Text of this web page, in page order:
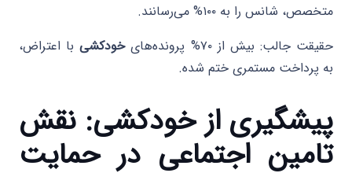
متخصص، شانس را به ۱۰۰% می‌رسانند.
حقیقت جالب: بیش از ۷۰% پرونده‌های
خودکشیبا اعتراض،
به پرداخت مستمری ختم شده.
پیشگیری از خودکشی: نقش
تامین اجتماعی در حمایت